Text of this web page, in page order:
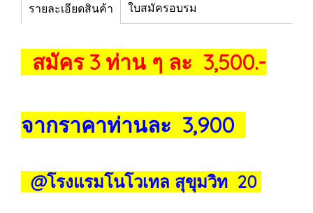
รายละเอียดสินค้า ใบสมัครอบรม
สมัคร 3 ท่าน ๆ ละ 3,500.-
จากราคาท่านละ 3,900
@โรงแรมโนโวเทล สุขุมวิท 20